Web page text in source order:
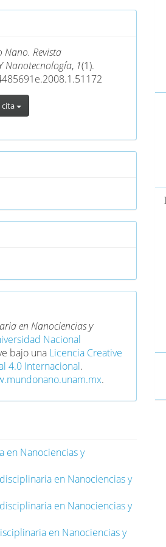
Nano. Revista
Nanotecnología, 1(1).
cita
en Nanociencias y
Nacional
bajo una Licencia Creative
4.0 Internacional.
.
en Nanociencias y
en Nanociencias y
en Nanociencias y
en Nanociencias y